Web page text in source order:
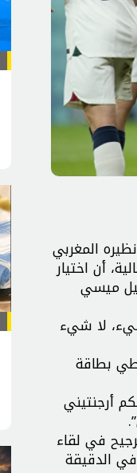
المغربي
البرتغالية، أن اختيار
ميسي
لا شيء
يعطي بطاقة
أرجنتيني
في لقاء
في الدقيقة